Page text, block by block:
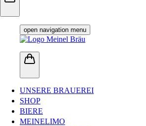
open navigation menu
UNSERE BRAUEREI
SHOP
BIERE
MEINELIMO